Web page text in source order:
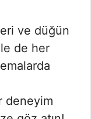
ve düğün
de her
deneyim